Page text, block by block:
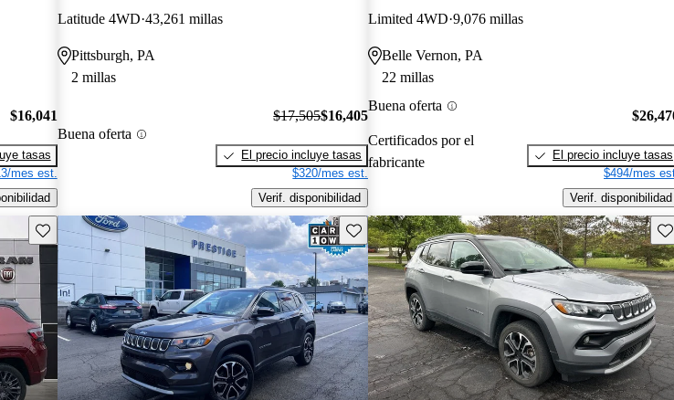
$16,041
tasas
mes est.
Latitude 4WD 43,261 millas
Pittsburgh, PA
2 millas
Buena oferta
$17,505$16,405
El precio incluye tasas
$320/mes est.
Verif. disponibilidad
Limited 4WD 9,076 millas
Belle Vernon, PA
22 millas
Buena oferta
Certificados por el
fabricante
El precio incluye tasas
$494/mes
Verif. disponibilidad
Guarda este Aviso Guarda este Aviso